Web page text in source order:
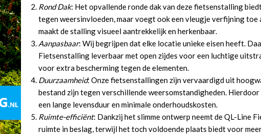
Rond Dak: Het opvallende ronde dak van deze fietsenstalling
tegen weersinvloeden, maar voegt ook een vleugje verfijning toe
maakt de stalling visueel aantrekkelijk en herkenbaar.
Aanpasbaar: Wij begrijpen dat elke locatie unieke eisen heeft.
Fietsenstalling leverbaar met open zijdes voor een luchtige
voor extra bescherming tegen de elementen.
Duurzaamheid: Onze fietsenstallingen zijn vervaardigd uit
bestand zijn tegen verschillende weersomstandigheden.
een lange levensduur en minimale onderhoudskosten.
Ruimte-efficiënt: Dankzij het slimme ontwerp neemt de QL-Line
ruimte in beslag, terwijl het toch voldoende plaats biedt voor